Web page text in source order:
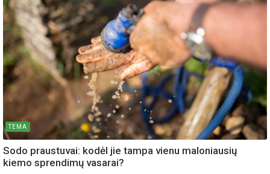
TEMA
Sodo praustuvai: kodėl jie tampa vienu maloniausių
kiemo sprendimų vasarai?